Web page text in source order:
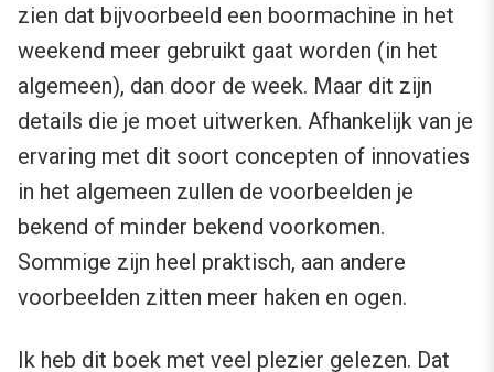
zien dat bijvoorbeeld een boormachine in het
weekend meer gebruikt gaat worden (in het
algemeen), dan door de week. Maar dit zijn
details die je moet uitwerken. Afhankelijk van je
ervaring met dit soort concepten of innovaties
in het algemeen zullen de voorbeelden je
bekend of minder bekend voorkomen.
Sommige zijn heel praktisch, aan andere
voorbeelden zitten meer haken en ogen.
Ik heb dit boek met veel plezier gelezen. Dat